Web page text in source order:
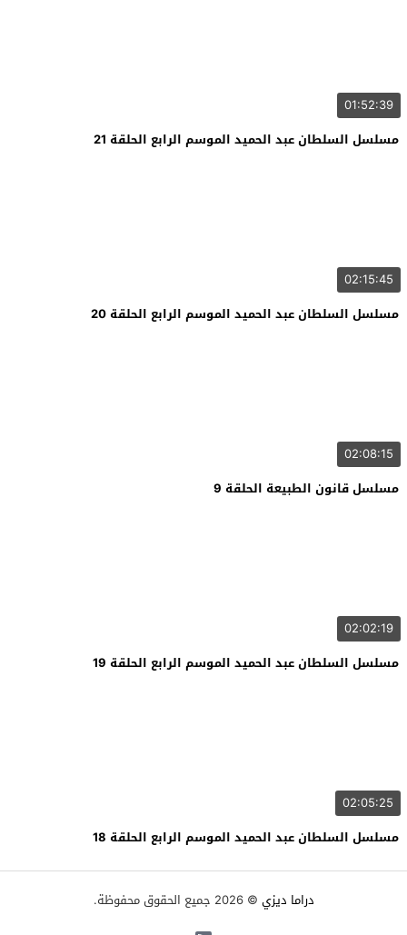
01:52:39
مسلسل السلطان عبد الحميد الموسم الرابع الحلقة 21
02:15:45
مسلسل السلطان عبد الحميد الموسم الرابع الحلقة 20
02:08:15
مسلسل قانون الطبيعة الحلقة 9
02:02:19
مسلسل السلطان عبد الحميد الموسم الرابع الحلقة 19
02:05:25
مسلسل السلطان عبد الحميد الموسم الرابع الحلقة 18
دراما ديزي © 2026 جميع الحقوق محفوظة.